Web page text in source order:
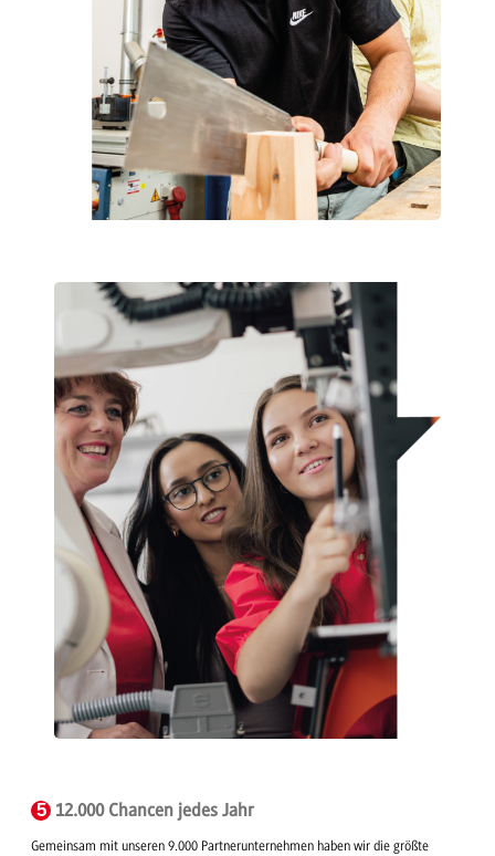
5 12.000 Chancen jedes Jahr
Gemeinsam mit unseren 9.000 Partnerunternehmen haben wir die größte